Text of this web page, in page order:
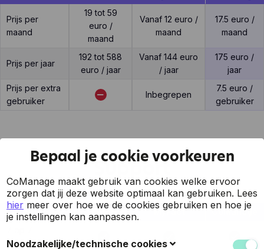
Prijs per
maand
19 tot 59
euro /
maand
Vanaf 12 euro /
maand
17.5 euro /
maand
Prijs per jaar
192 tot 588
euro / jaar
Vanaf 144 euro
/ jaar
175 euro /
jaar
Prijs per extra
gebruiker
Inbegrepen
7.5 euro /
gebruiker
Support
Feature Furoo MyFact
CoManage
support
Bepaal je cookie voorkeuren
CoManage maakt gebruik van cookies welke ervoor
zorgen dat jij deze website optimaal kan gebruiken. Lees
hier meer over hoe we de cookies gebruiken en hoe je
je instellingen kan aanpassen.
Noodzakelijke/technische cookies